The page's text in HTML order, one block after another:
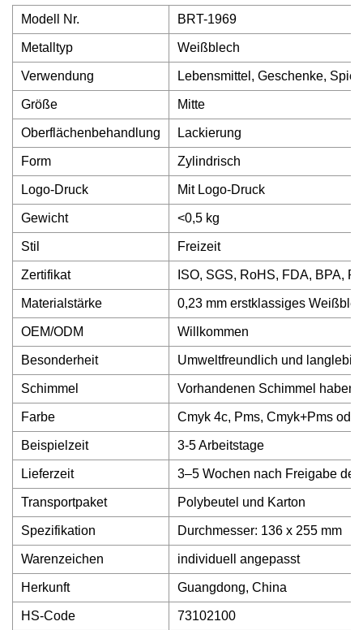
Modell Nr. BRT-1969
Metalltyp Weißblech
Verwendung Lebensmittel, Geschenke,
Größe Mitte
Oberflächenbehandlung Lackierung
Form Zylindrisch
Logo-Druck Mit Logo-Druck
Gewicht <0,5 kg
Stil Freizeit
Zertifikat ISO, SGS, RoHS, FDA, BPA,
Materialstärke 0,23 mm erstklassiges
OEM/ODM Willkommen
Besonderheit Umweltfreundlich und langlebig
Schimmel Vorhandenen Schimmel haben
Farbe Cmyk 4c, Pms, Cmyk+Pms
Beispielzeit 3-5 Arbeitstage
Lieferzeit 3–5 Wochen nach Freigabe der
Transportpaket Polybeutel und Karton
Spezifikation Durchmesser: 136 x 255 mm
Warenzeichen individuell angepasst
Herkunft Guangdong, China
HS-Code 73102100